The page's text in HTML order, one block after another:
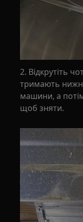
2. Відкрутіть
тримають
машини, а
щоб зняти.